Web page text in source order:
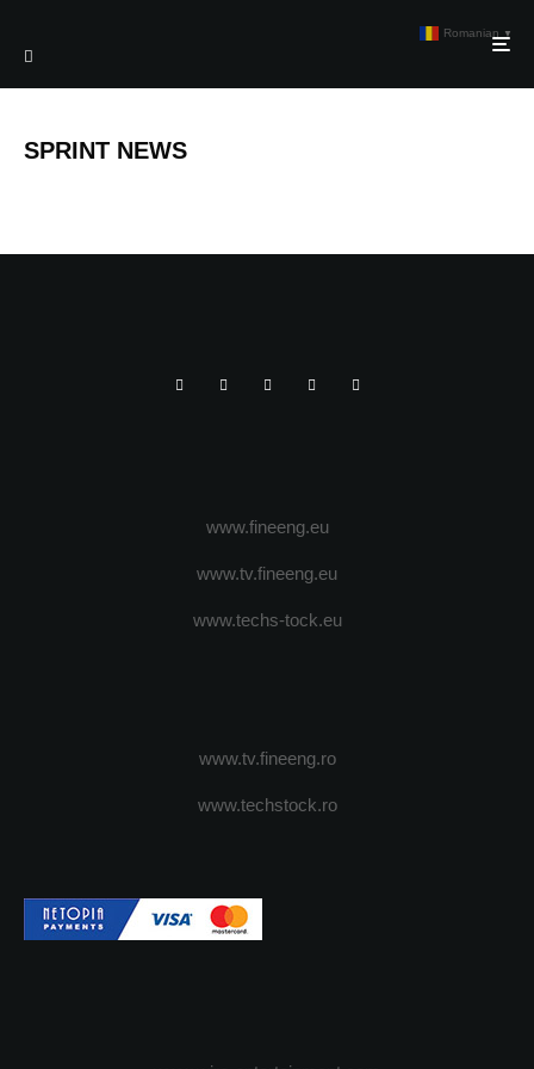
SPRINT NEWS
www.fineeng.eu
www.tv.fineeng.eu
www.techs-tock.eu
www.tv.fineeng.ro
www.techstock.ro
Romanian ▼